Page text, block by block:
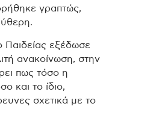
γραπτώς,
Παιδείας εξέδωσε
ανακοίνωση, στην
πως τόσο η
και το ίδιο,
σχετικά με το